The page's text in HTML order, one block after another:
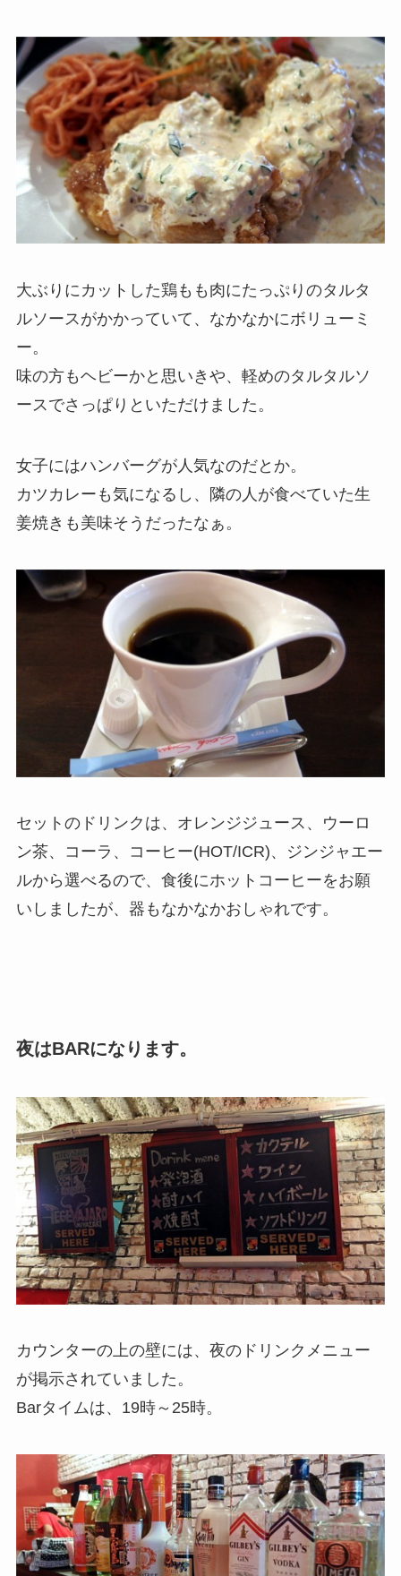
大ぶりにカットした鶏もも肉にたっぷりのタルタ
ルソースがかかっていて、なかなかにボリューミ
ー。
味の方もヘビーかと思いきや、軽めのタルタルソ
ースでさっぱりといただけました。
女子にはハンバーグが人気なのだとか。
カツカレーも気になるし、隣の人が食べていた生
姜焼きも美味そうだったなぁ。
セットのドリンクは、オレンジジュース、ウーロ
ン茶、コーラ、コーヒー(HOT/ICR)、ジンジャエー
ルから選べるので、食後にホットコーヒーをお願
いしましたが、器もなかなかおしゃれです。
夜はBARになります。
カウンターの上の壁には、夜のドリンクメニュー
が掲示されていました。
Barタイムは、19時～25時。